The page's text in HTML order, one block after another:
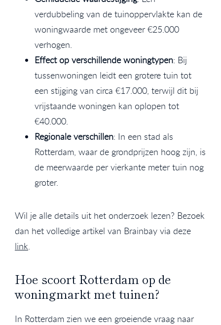
verdubbeling van de tuinoppervlakte kan de
woningwaarde met ongeveer €25.000
verhogen.
Effect op verschillende woningtypen: Bij
tussenwoningen leidt een grotere tuin tot
een stijging van circa €17.000, terwijl dit bij
vrijstaande woningen kan oplopen tot
€40.000.
Regionale verschillen: In een stad als
Rotterdam, waar de grondprijzen hoog zijn, is
de meerwaarde per vierkante meter tuin nog
groter.
Wil je alle details uit het onderzoek lezen? Bezoek
dan het volledige artikel van Brainbay via deze
link.
Hoe scoort Rotterdam op de
woningmarkt met tuinen?
In Rotterdam zien we een groeiende vraag naar